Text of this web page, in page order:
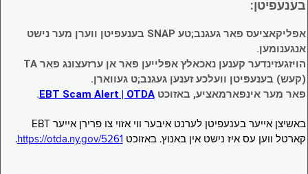
בענעפיטן:
אפליקאציעס פאר געגנב;טע SNAP בענעפיטן ווערן מער נישט
אנגענומען.
הויזגעזינדער קענען נאכאלץ אפּלייען פאר אן ערזעצונג פאר TA
(קעש) בענעפיטן וועלכע זענען געגנב;ט געווארן.
פאר מער אינפארמאציע, באזוכטEBT Scam Alert | OTDA
.
באשיצן אייער בענעפיטן לערנט איבער ווי אזוי צו פרירן אייער EBT
קארטל ווען עס איז נישט אין באנוץ. באזוכט https://otda.ny.gov/5261
.